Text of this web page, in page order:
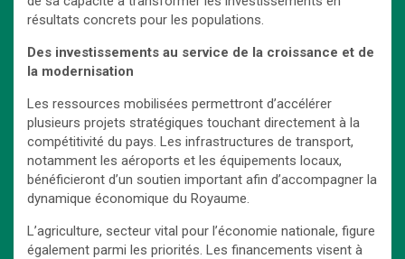
résultats concrets pour les populations.
Des investissements au service de la croissance et de
la modernisation
Les ressources mobilisées permettront d’accélérer
plusieurs projets stratégiques touchant directement à la
compétitivité du pays. Les infrastructures de transport,
notamment les aéroports et les équipements locaux,
bénéficieront d’un soutien important afin d’accompagner la
dynamique économique du Royaume.
L’agriculture, secteur vital pour l’économie nationale, figure
également parmi les priorités. Les financements visent à